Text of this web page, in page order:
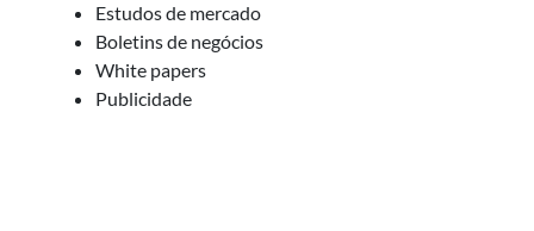
Estudos de mercado
Boletins de negócios
White papers
Publicidade